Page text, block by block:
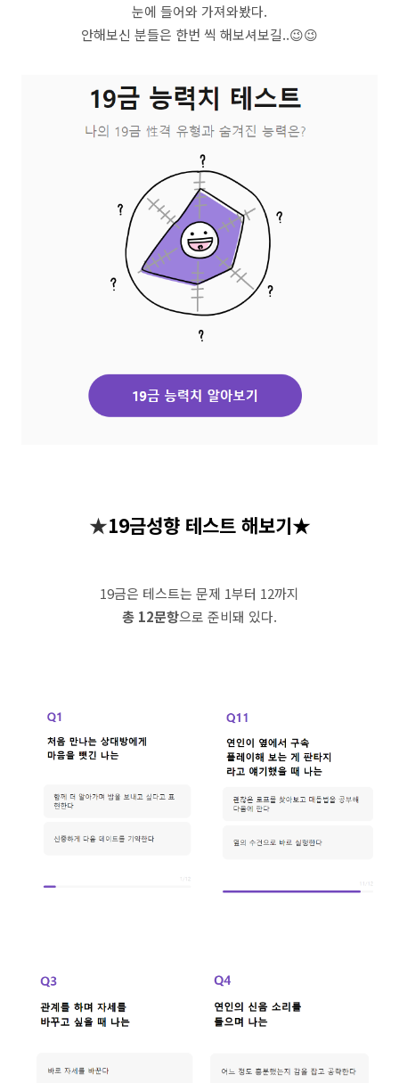
눈에 들어와 가져와봤다.
안해보신 분들은 한번 씩 해보셔보길..😉😉
★19금성향 테스트 해보기★
19금은 테스트는 문제 1부터 12까지
총 12문항으로 준비돼 있다.